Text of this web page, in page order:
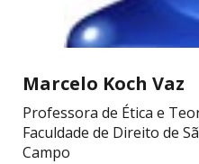
Marcelo Koch Vaz
Professora de Ética e
Faculdade de Direito de
Campo